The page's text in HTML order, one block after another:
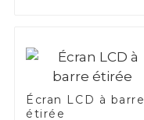
Écran LCD à barre
étirée